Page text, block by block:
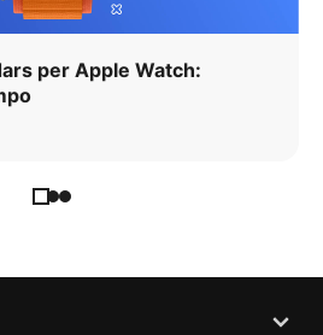
per Apple Watch: